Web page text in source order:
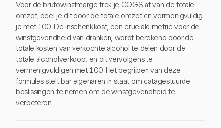
Voor de brutowinstmarge trek je COGS af van de totale
omzet, deel je dit door de totale omzet en vermenigvuldig
je met 100. De inschenkkost, een cruciale metric voor de
winstgevendheid van dranken, wordt berekend door de
totale kosten van verkochte alcohol te delen door de
totale alcoholverkoop, en dit vervolgens te
vermenigvuldigen met 100. Het begrijpen van deze
formules stelt bar eigenaren in staat om datagestuurde
beslissingen te nemen om de winstgevendheid te
verbeteren.